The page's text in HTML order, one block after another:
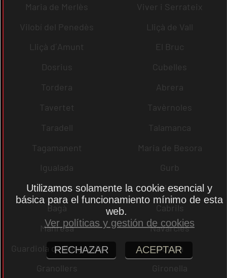
Maria de Merlès
Viver i Serrateix
Vilobí del Penedès
Lliçà de Vall
Lliçà d´Amunt
El Bruc
Dosrius
Cubelles
Tordera
Abrera
Tavertet
Tavèrnoles
Taradell
Talamanca
Tagamanent
Maria de Besora
Igualada
Gurb
Alpens
Alella
Bagà
Cabrils
Manresa
Navarcles
Guardiola de Berguedà
Gualba
Granollers
Gironella
Utilizamos solamente la cookie esencial y
básica para el funcionamiento mínimo de esta
web.
Ver políticas y gestión de cookies
RECHAZAR ACEPTAR